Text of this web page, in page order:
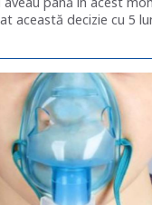
această decizie cu 5